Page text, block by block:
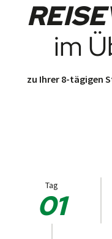
im
zu Ihrer 8-tägigen
Tag
01